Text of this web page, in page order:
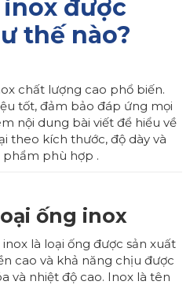
được
thế nào?
chất lượng cao phổ biến.
tốt, đảm bảo đáp ứng mọi
nội dung bài viết để hiểu về
theo kích thước, độ dày và
phẩm phù hợp .
ống inox
inox là loại ống được sản xuất
cao và khả năng chịu được
và nhiệt độ cao. Inox là tên